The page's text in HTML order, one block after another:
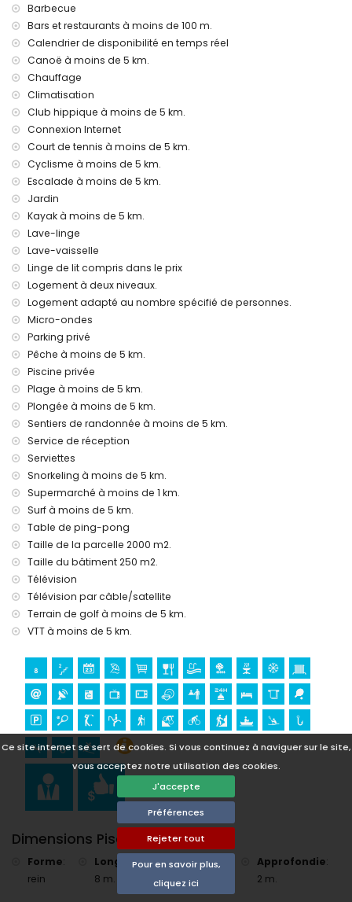
Ce site internet se sert de cookies. Si vous continuez à naviguer sur le site,
vous acceptez notre utilisation des cookies.
J'accepte
Préférences
Rejeter tout
Pour en savoir plus,
cliquez ici
Informations supplémentaires
ville la plus proche: Jávea (à moins de 1000 mètres de la
villa)
rivière ou rive la plus proche: Mediterráneo, Jávea (à moins
de 5 kilomètres de la villa)
plage la plus proche: La Grava, Jávea (à moins de 5
kilomètres de la villa)
port le plus proche: Aduanas del Mar, Jávea (à moins de 5
parc le plus proche: Montgó, Jávea (à moins de 5
kilomètres de la villa)
aéroport le plus proche: Alicante (à moins de 100 kilomètres
de la villa)
deuxième aéroport le plus proche: Valence (> 100
kilomètres)
les animaux de compagnie ne sont pas autorisés
Le logement est très adapté pour les familles avec enfants
Installations et services inclus dans le prix de location de la
villa
internet (fibre optique)
aspirateur et fer avec planche à repasser
linge de lit et serviettes
service de réception et service d'urgence 24 heures sur 24
tennis de table
chauffage central et climatisation
Installations et services avec supplément
lit supplémentaire et lits/couffins pour enfants (sur
demande)
Divertissements et activités de loisirs pour vos vacances à
Jávea, Costa Blanca
(à moins de 5 kilomètres de la maison)
Sites touristiques et culture à Jávea, Costa Blanca
musée (Histórico de Jávea, Jávea), église (Virgen de Loreto,
Puerto, Jávea), ruine (Molinos de Viento, Jávea), monument
(Pueblo de Jávea, Jávea), bâtiment architectural (Pueblo
de Jávea, Jávea), lieu historique (Pueblo de Jávea et
château (Portal de la Vila et Denia) (à moins de 25
kilomètres de l'hébergement)
Sports
tennis, golf (Club de Golf Jávea), équitation, randonnée, VTT,
cyclisme, escalade, canoë, kayak, pêche, plongée,
snorkeling et surf (à moins de 5 kilomètres de la villa)
Barbecue
Bars et restaurants à moins de 100 m.
Calendrier de disponibilité en temps réel
Canoë à moins de 5 km.
Chauffage
Climatisation
Club hippique à moins de 5 km.
Connexion Internet
Court de tennis à moins de 5 km.
Cyclisme à moins de 5 km.
Escalade à moins de 5 km.
Jardin
Kayak à moins de 5 km.
Lave-linge
Lave-vaisselle
Linge de lit compris dans le prix
Logement à deux niveaux.
Logement adapté au nombre spécifié de personnes.
Micro-ondes
Parking privé
Pêche à moins de 5 km.
Piscine privée
Plage à moins de 5 km.
Plongée à moins de 5 km.
Sentiers de randonnée à moins de 5 km.
Service de réception
Serviettes
Snorkeling à moins de 5 km.
Supermarché à moins de 1 km.
Surf à moins de 5 km.
Table de ping-pong
Taille de la parcelle 2000 m2.
Taille du bâtiment 250 m2.
Télévision
Télévision par câble/satellite
Terrain de golf à moins de 5 km.
VTT à moins de 5 km.
Dimensions Piscine
Forme:
rein
Longueur:
8 m.
Largeur
4 m.
Approfondie:
2 m.